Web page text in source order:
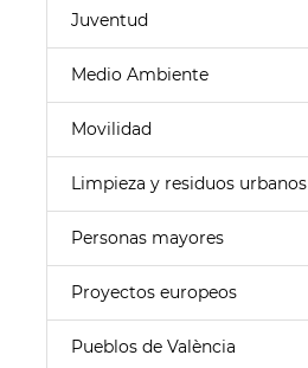
Juventud
Medio Ambiente
Movilidad
Limpieza y residuos urbanos
Personas mayores
Proyectos europeos
Pueblos de València